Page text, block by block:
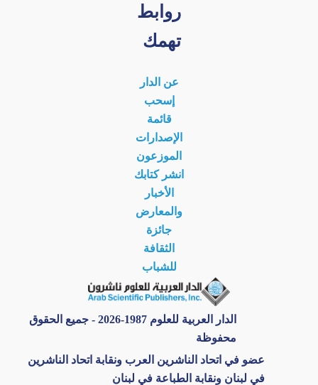
روابط
تهمك
عن الدار
إسحب
قائمة
الإصدارات
الموزعون
انشر كتابك
الأخبار
والمعارض
جائزة
الثقافة
للشباب
الدار العربية للعلوم 1987-2026 - جميع الحقوق
محفوظة
عضو في اتحاد الناشرين العرب ونقابة اتحاد الناشرين
في لبنان ونقابة الطباعة في لبنان